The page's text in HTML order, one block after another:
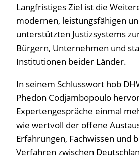
Langfristiges Ziel ist die
modernen, leistungsfähigen
unterstützten Justizsystems
Bürgern, Unternehmen und
Institutionen beider Länder.
In seinem Schlusswort hob
Phedon Codjambopoulo
Expertengespräche einmal
wie wertvoll der offene
Erfahrungen, Fachwissen und
Verfahren zwischen